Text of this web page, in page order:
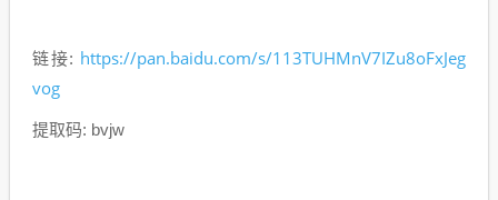
链接: https://pan.baidu.com/s/113TUHMnV7IZu8oFxJeg
vog
提取码: bvjw